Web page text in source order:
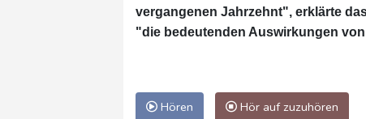
vergangenen Jahrzehnt", erklärte
"die bedeutenden Auswirkungen
Hören Hör auf zuzuhören